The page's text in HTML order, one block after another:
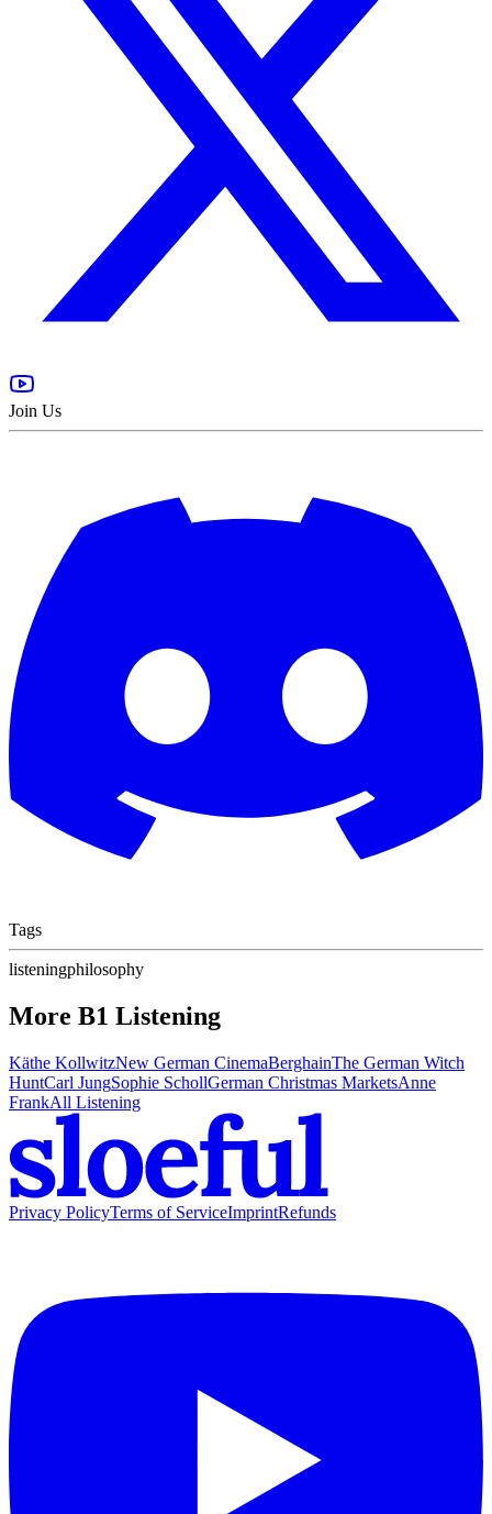
Join Us
Tags
listeningphilosophy
More B1 Listening
Käthe KollwitzNew German CinemaBerghainThe German Witch
HuntCarl JungSophie SchollGerman Christmas MarketsAnne
FrankAll Listening
Privacy PolicyTerms of ServiceImprintRefunds